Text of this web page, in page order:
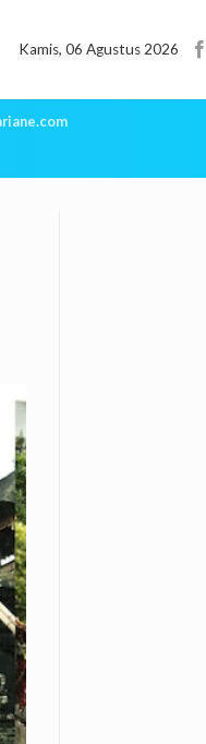
Kamis, 06 Agustus 2026